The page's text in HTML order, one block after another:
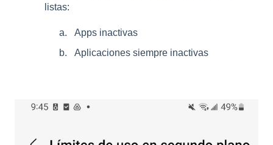
listas:
Apps inactivas
Aplicaciones siempre inactivas